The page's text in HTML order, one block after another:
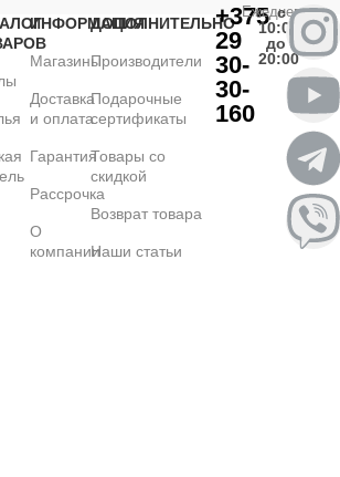
ИНФОРМАЦИЯ
Магазины
Доставка
и оплата
Гарантия
Рассрочка
О
компании
ДОПОЛНИТЕЛЬНО
Производители
Подарочные
сертификаты
Товары со
скидкой
Возврат товара
Наши статьи
+375
29
30-
30-
160
Ежедневно
с
10:00
до
20:00